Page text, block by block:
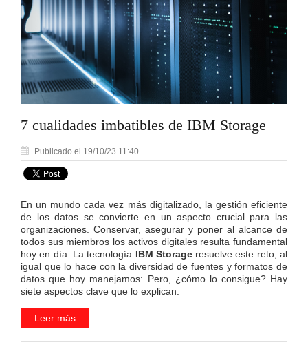
7 cualidades imbatibles de IBM Storage
Publicado el 19/10/23 11:40
En un mundo cada vez más digitalizado, la gestión eficiente
de los datos se convierte en un aspecto crucial para las
organizaciones. Conservar, asegurar y poner al alcance de
todos sus miembros los activos digitales resulta fundamental
hoy en día. La tecnología IBM Storageresuelve este reto, al
igual que lo hace con la diversidad de fuentes y formatos de
datos que hoy manejamos: Pero, ¿cómo lo consigue? Hay
siete aspectos clave que lo explican:
Leer más